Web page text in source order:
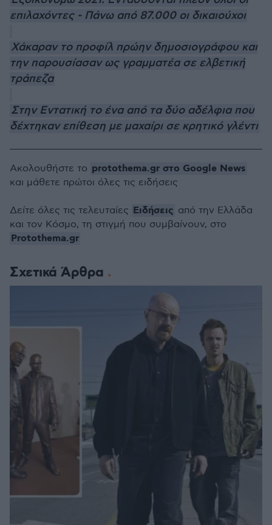
επιλαχόντες - Πάνω από 87.000 οι δικαιούχοι
Χάκαραν το προφίλ πρώην δημοσιογράφου και
την παρουσίασαν ως γραμματέα σε ελβετική
τράπεζα
Στην Εντατική το ένα από τα δύο αδέλφια που
δέχτηκαν επίθεση με μαχαίρι σε κρητικό γλέντι
Σχετικά Άρθρα
Ακολουθήστε το protothema.gr στο Google News
και μάθετε πρώτοι όλες τις ειδήσεις
Δείτε όλες τις τελευταίες Ειδήσεις από την Ελλάδα
και τον Κόσμο, τη στιγμή που συμβαίνουν, στο
Protothema.gr